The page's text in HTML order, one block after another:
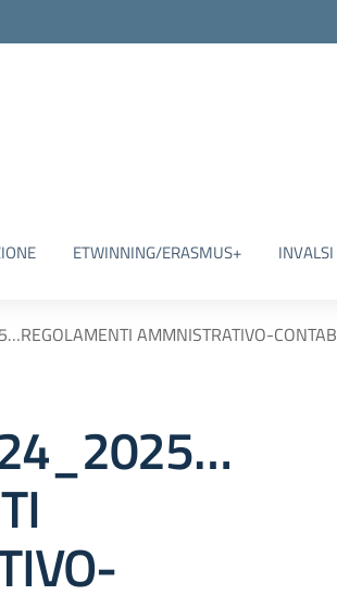
ETWINNING/ERASMUS+ INVALSI
AMMNISTRATIVO-